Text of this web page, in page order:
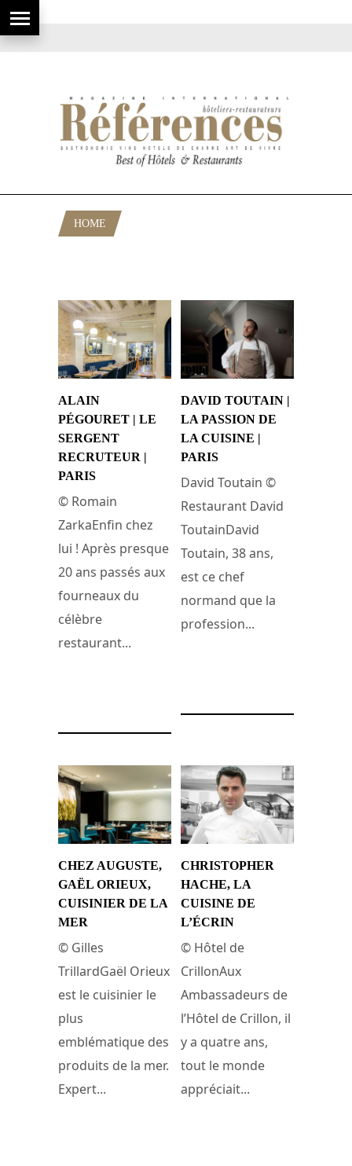
HOME
ALAIN
PÉGOURET | LE
SERGENT
RECRUTEUR |
PARIS
© Romain
ZarkaEnfin chez
lui ! Après presque
20 ans passés aux
fourneaux du
célèbre
restaurant...
DAVID TOUTAIN |
LA PASSION DE
LA CUISINE |
PARIS
David Toutain ©
Restaurant David
ToutainDavid
Toutain, 38 ans,
est ce chef
normand que la
profession...
CHEZ AUGUSTE,
GAËL ORIEUX,
CUISINIER DE LA
MER
© Gilles
TrillardGaël Orieux
est le cuisinier le
plus
emblématique des
produits de la mer.
Expert...
CHRISTOPHER
HACHE, LA
CUISINE DE
L’ÉCRIN
© Hôtel de
CrillonAux
Ambassadeurs de
l’Hôtel de Crillon, il
y a quatre ans,
tout le monde
appréciait...